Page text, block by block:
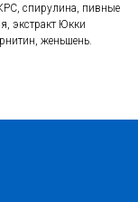
спирулина, пивные
экстракт Юкки
женьшень.